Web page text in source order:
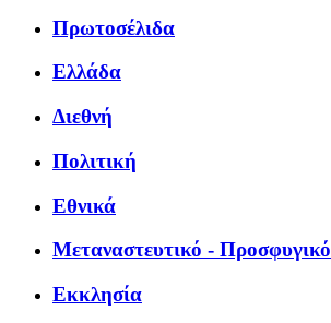
Πρωτοσέλιδα
Ελλάδα
Διεθνή
Πολιτική
Εθνικά
Μεταναστευτικό - Προσφυγικό
Εκκλησία